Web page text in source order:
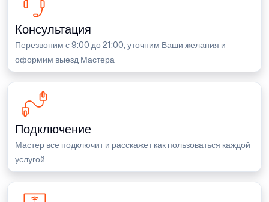
Консультация
Перезвоним с 9:00 до 21:00, уточним Ваши желания и
оформим выезд Мастера
Подключение
Мастер все подключит и расскажет как пользоваться каждой
услугой